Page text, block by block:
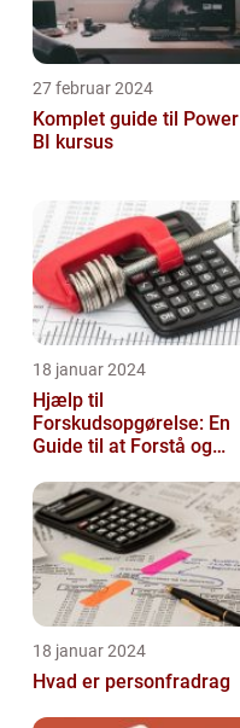
27 februar 2024
Komplet guide til Power
BI kursus
18 januar 2024
Hjælp til
Forskudsopgørelse: En
Guide til at Forstå og
18 januar 2024
Hvad er personfradrag